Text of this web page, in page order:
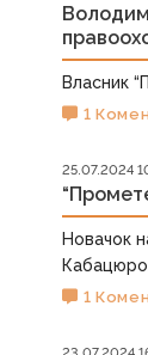
Власник
1
25.07.2024
Новачок
1